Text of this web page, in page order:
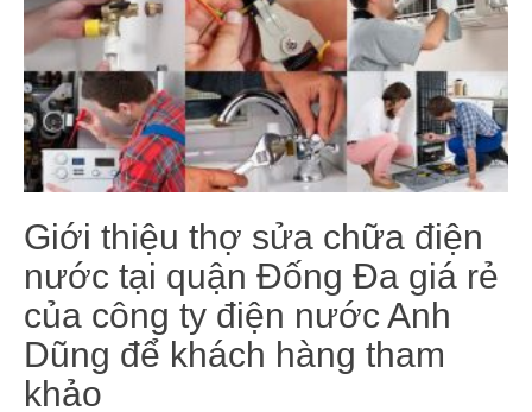
Giới thiệu thợ sửa chữa điện
nước tại quận Đống Đa giá rẻ
của công ty điện nước Anh
Dũng để khách hàng tham
khảo